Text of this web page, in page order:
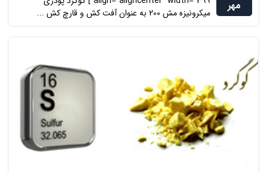
مهر
میکرونیزه مش 200 به عنوان آفت کش و قارچ کش ...